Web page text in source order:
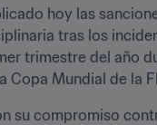
hoy las
tras los
trimestre del año
Copa Mundial de la
su compromiso